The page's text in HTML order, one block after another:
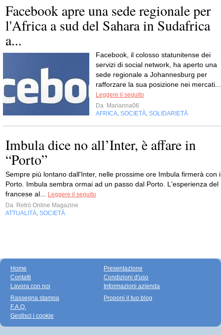
Facebook apre una sede regionale per
l'Africa a sud del Sahara in Sudafrica
a...
Facebook, il colosso statunitense dei
servizi di social network, ha aperto una
sede regionale a Johannesburg per
rafforzare la sua posizione nei mercati...
Leggere il seguito
Da Marianna06
AFRICA SOCIETÀ SOLIDARIETÀ
Imbula dice no all’Inter, è affare in
“Porto”
Sempre più lontano dall'Inter, nelle prossime ore Imbula firmerà con
Porto. Imbula sembra ormai ad un passo dal Porto. L'esperienza del
francese al...
Leggere il seguito
Da Retrò Online Magazine
ATTUALITÀ SOCIETÀ
Home
Contatti
Lavora con noi
Presentazione
Condizioni d'uso
Informazioni azienda
Rassegna stampa
F.A.Q.
Gestisci i cookie
Proponi il tuo blog